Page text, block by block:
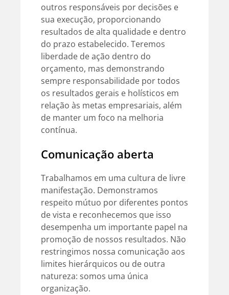
outros responsáveis por decisões e
sua execução, proporcionando
resultados de alta qualidade e dentro
do prazo estabelecido. Teremos
liberdade de ação dentro do
orçamento, mas demonstrando
sempre responsabilidade por todos
os resultados gerais e holísticos em
relação às metas empresariais, além
de manter um foco na melhoria
contínua.
Comunicação aberta
Trabalhamos em uma cultura de livre
manifestação. Demonstramos
respeito mútuo por diferentes pontos
de vista e reconhecemos que isso
desempenha um importante papel na
promoção de nossos resultados. Não
restringimos nossa comunicação aos
limites hierárquicos ou de outra
natureza: somos uma única
organização.